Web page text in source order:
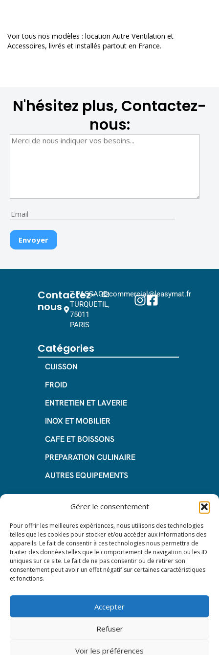
Gérer le consentement
Pour offrir les meilleures expériences, nous utilisons des technologies
telles que les cookies pour stocker et/ou accéder aux informations des
appareils. Le fait de consentir à ces technologies nous permettra de
traiter des données telles que le comportement de navigation ou les ID
uniques sur ce site. Le fait de ne pas consentir ou de retirer son
consentement peut avoir un effet négatif sur certaines caractéristiques
et fonctions.
Accepter
Refuser
Voir les préférences
Voir tous nos modèles : location Autre Ventilation et
Accessoires, livrés et installés partout en France.
N'hésitez plus, Contactez-
nous:
Contactez-
nous
7 PASSAGE
TURQUETIL,
75011
PARIS
commercial@leasymat.fr
Catégories
CUISSON
FROID
ENTRETIEN ET LAVERIE
INOX ET MOBILIER
CAFE ET BOISSONS
PREPARATION CULINAIRE
AUTRES EQUIPEMENTS
Informations
Questions fréquentes
Les avantages de la LOA
Les étapes du leasing de matériel
de restauration
Mentions Légales
Protection des données – RGPD